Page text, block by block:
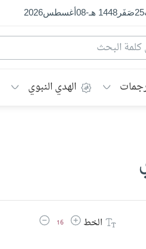
25صَفَر1448 هـ -
08أغسطس2026
الهدي النبوي
الخطزيادة حجم الخط
16 تقليل حجم الخط